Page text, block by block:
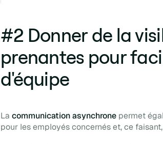
#2 Donner de la
prenantes pour
d'équipe
La communication asynchrone permet
pour les employés concernés et, ce